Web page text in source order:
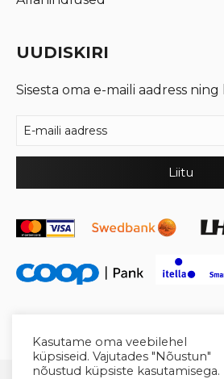
UUDISKIRI
Sisesta oma e-maili aadress
© 2026 Cool Crystal OÜ //
Kasutame oma veebilehel
küpsiseid. Vajutades "Nõustun"
nõustud küpsiste kasutamisega.